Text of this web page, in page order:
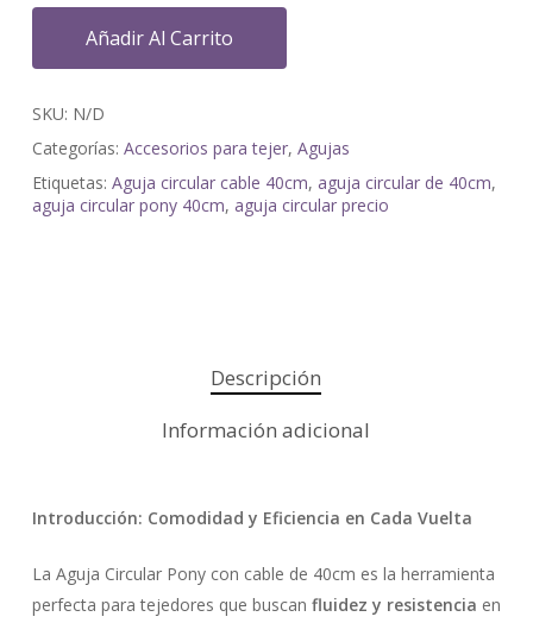
Añadir Al Carrito
SKU: N/D
Categorías: Accesorios para tejer, Agujas
Etiquetas: Aguja circular cable 40cm, aguja circular de 40cm,
aguja circular pony 40cm, aguja circular precio
Descripción
Información adicional
Introducción: Comodidad y Eficiencia en Cada Vuelta
La Aguja Circular Pony con cable de 40cm es la herramienta
perfecta para tejedores que buscan fluidez y resistencia en